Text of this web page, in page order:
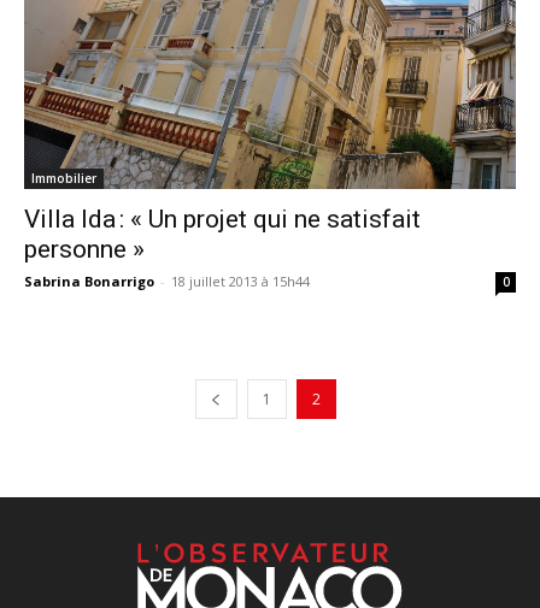
Immobilier
Villa Ida : « Un projet qui ne satisfait
personne »
Sabrina Bonarrigo - 18 juillet 2013 à 15h44 0
1 2